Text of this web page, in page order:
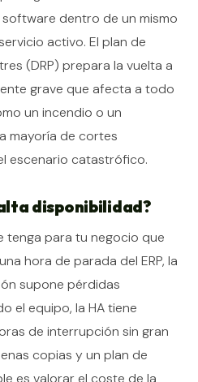
dentro de un mismo
activo. El plan de
(DRP) prepara la vuelta a
grave que afecta a todo
un incendio o un
mayoría de cortes
escenario catastrófico.
disponibilidad?
tenga para tu negocio que
hora de parada del ERP, la
supone pérdidas
el equipo, la HA tiene
de interrupción sin gran
copias y un plan de
es valorar el coste de la